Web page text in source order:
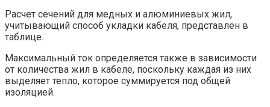
Расчет сечений для медных и алюминиевых жил,
учитывающий способ укладки кабеля, представлен в
таблице.
Максимальный ток определяется также в зависимости
от количества жил в кабеле, поскольку каждая из них
выделяет тепло, которое суммируется под общей
изоляцией.